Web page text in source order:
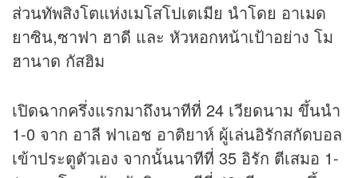
ส่วนทัพสิงโตแห่งเมโสโปเตเมีย นำโดย อาเมด
ยาซิน,ซาฟา ฮาดี และ หัวหอกหน้าเป้าอย่าง โม
ฮานาด กัสฮิม
เปิดฉากครึ่งแรกมาถึงนาทีที่ 24 เวียดนาม ขึ้นนำ
1-0 จาก อาลี ฟาเอช อาติยาห์ ผู้เล่นอิรักสกัดบอล
เข้าประตูตัวเอง จากนั้นนาทีที่ 35 อิรัก ตีเสมอ 1-